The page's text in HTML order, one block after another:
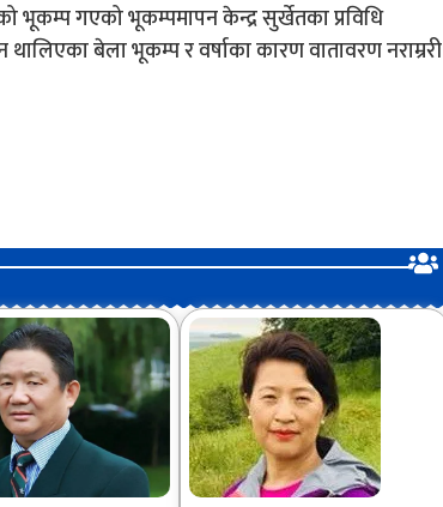
भूकम्प गएको भूकम्पमापन केन्द्र सुर्खेतका प्रविधि
बेला भूकम्प र वर्षाका कारण वातावरण नराम्ररी